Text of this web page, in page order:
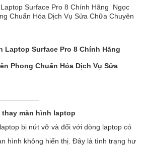
Surface Pro 8 Chính Hãng Ngọc
Chuẩn Hóa Dịch Vụ Sửa Chữa Chuyên
Laptop Surface Pro 8 Chính Hãng
Phong Chuẩn Hóa Dịch Vụ Sửa
màn hình laptop
bị nứt vỡ và đối với dòng laptop có
hình không hiển thị. Đây là tình trạng hư